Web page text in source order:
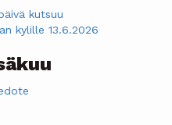
kutsuu
kylille 13.6.2026